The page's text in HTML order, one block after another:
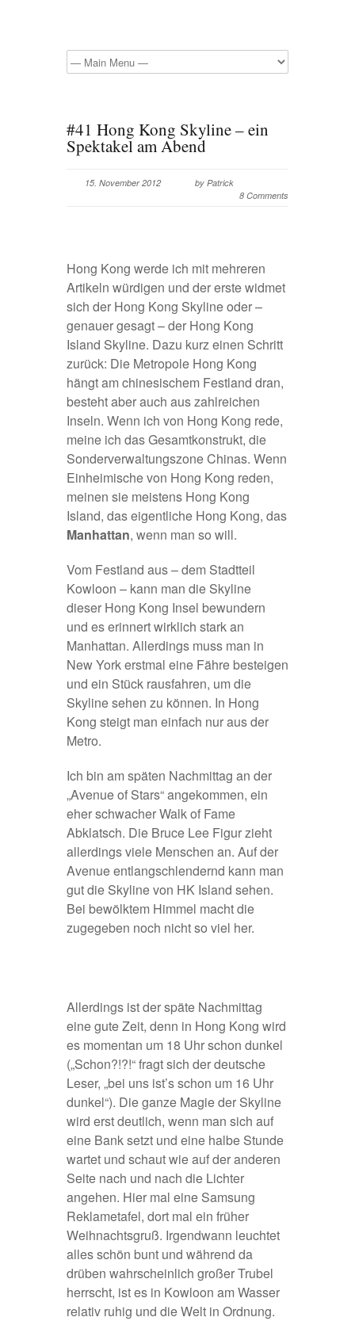
#41 Hong Kong Skyline – ein
Spektakel am Abend
15. November 2012
by Patrick
8 Comments
Hong Kong werde ich mit mehreren
Artikeln würdigen und der erste widmet
sich der Hong Kong Skyline oder –
genauer gesagt – der Hong Kong
Island Skyline. Dazu kurz einen Schritt
zurück: Die Metropole Hong Kong
hängt am chinesischem Festland dran,
besteht aber auch aus zahlreichen
Inseln. Wenn ich von Hong Kong rede,
meine ich das Gesamtkonstrukt, die
Sonderverwaltungszone Chinas. Wenn
Einheimische von Hong Kong reden,
meinen sie meistens Hong Kong
Island, das eigentliche Hong Kong, das
Manhattan, wenn man so will.
Vom Festland aus – dem Stadtteil
Kowloon – kann man die Skyline
dieser Hong Kong Insel bewundern
und es erinnert wirklich stark an
Manhattan. Allerdings muss man in
New York erstmal eine Fähre besteigen
und ein Stück rausfahren, um die
Skyline sehen zu können. In Hong
Kong steigt man einfach nur aus der
Metro.
Ich bin am späten Nachmittag an der
„Avenue of Stars“ angekommen, ein
eher schwacher Walk of Fame
Abklatsch. Die Bruce Lee Figur zieht
allerdings viele Menschen an. Auf der
Avenue entlangschlendernd kann man
gut die Skyline von HK Island sehen.
Bei bewölktem Himmel macht die
zugegeben noch nicht so viel her.
Allerdings ist der späte Nachmittag
eine gute Zeit, denn in Hong Kong wird
es momentan um 18 Uhr schon dunkel
(„Schon?!?!“ fragt sich der deutsche
Leser, „bei uns ist’s schon um 16 Uhr
dunkel“). Die ganze Magie der Skyline
wird erst deutlich, wenn man sich auf
eine Bank setzt und eine halbe Stunde
wartet und schaut wie auf der anderen
Seite nach und nach die Lichter
angehen. Hier mal eine Samsung
Reklametafel, dort mal ein früher
Weihnachtsgruß. Irgendwann leuchtet
alles schön bunt und während da
drüben wahrscheinlich großer Trubel
herrscht, ist es in Kowloon am Wasser
relativ ruhig und die Welt in Ordnung.